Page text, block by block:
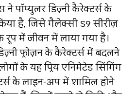
ने पॉप्युलर डिज़्नी कैरेक्टर्स के
है, जिसे गैलेक्सी S9 सीरीज़
रूप में जीवन में लाया गया है।
फ्रोज़न के कैरेक्टर्स में बदलने
के यह प्रिय एनिमेटेड सिंगिंग
के लाइन-अप में शामिल होने